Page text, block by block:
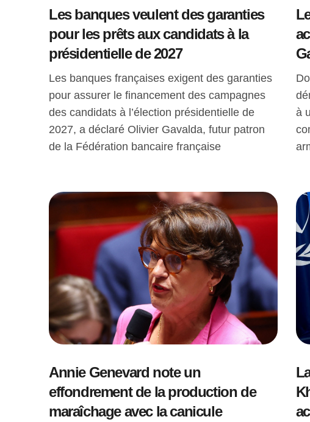
Les banques veulent des garanties
pour les prêts aux candidats à la
présidentielle de 2027
Les banques françaises exigent des garanties
pour assurer le financement des campagnes
des candidats à l’élection présidentielle de
2027, a déclaré Olivier Gavalda, futur patron
de la Fédération bancaire française
à
Annie Genevard note un
effondrement de la production de
maraîchage avec la canicule